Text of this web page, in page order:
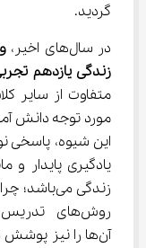
گردید.
در سال‌های اخیر،
زندگی یازدهم
مورد توجه دانش
این شیوه، پاسخی
یادگیری پایدار
زندگی